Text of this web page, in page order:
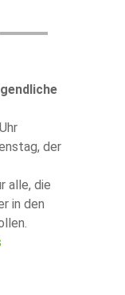
der
alle, die
in den